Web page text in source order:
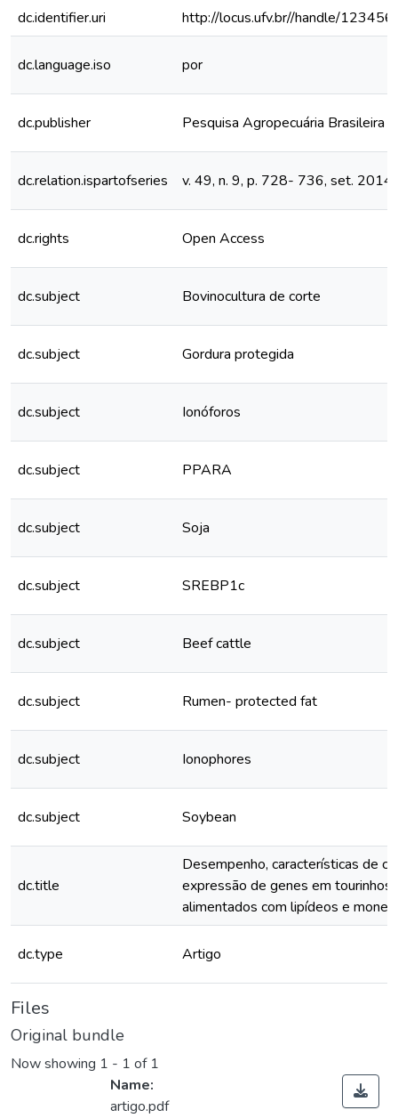
dc.identifier.uri http://locus.ufv.br//handle/
dc.language.iso por
dc.publisher Pesquisa Agropecuária Brasileira
dc.relation.ispartofseries v. 49, n. 9, p. 728- 736, set. 2014
dc.rights Open Access
dc.subject Bovinocultura de corte
dc.subject Gordura protegida
dc.subject Ionóforos
dc.subject PPARA
dc.subject Soja
dc.subject SREBP1c
dc.subject Beef cattle
dc.subject Rumen- protected fat
dc.subject Ionophores
dc.subject Soybean
dc.title
Desempenho, características de
expressão de genes em tourinhos
alimentados com lipídeos e
dc.type Artigo
Files
Original bundle
Now showing 1 - 1 of 1
Name:
artigo.pdf